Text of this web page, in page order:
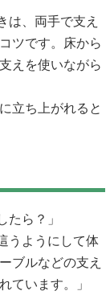
は、両手で支え
ツです。床から
えを使いながら
立ち上がれると
たら？」
うようにして体
ブルなどの支え
ています。」